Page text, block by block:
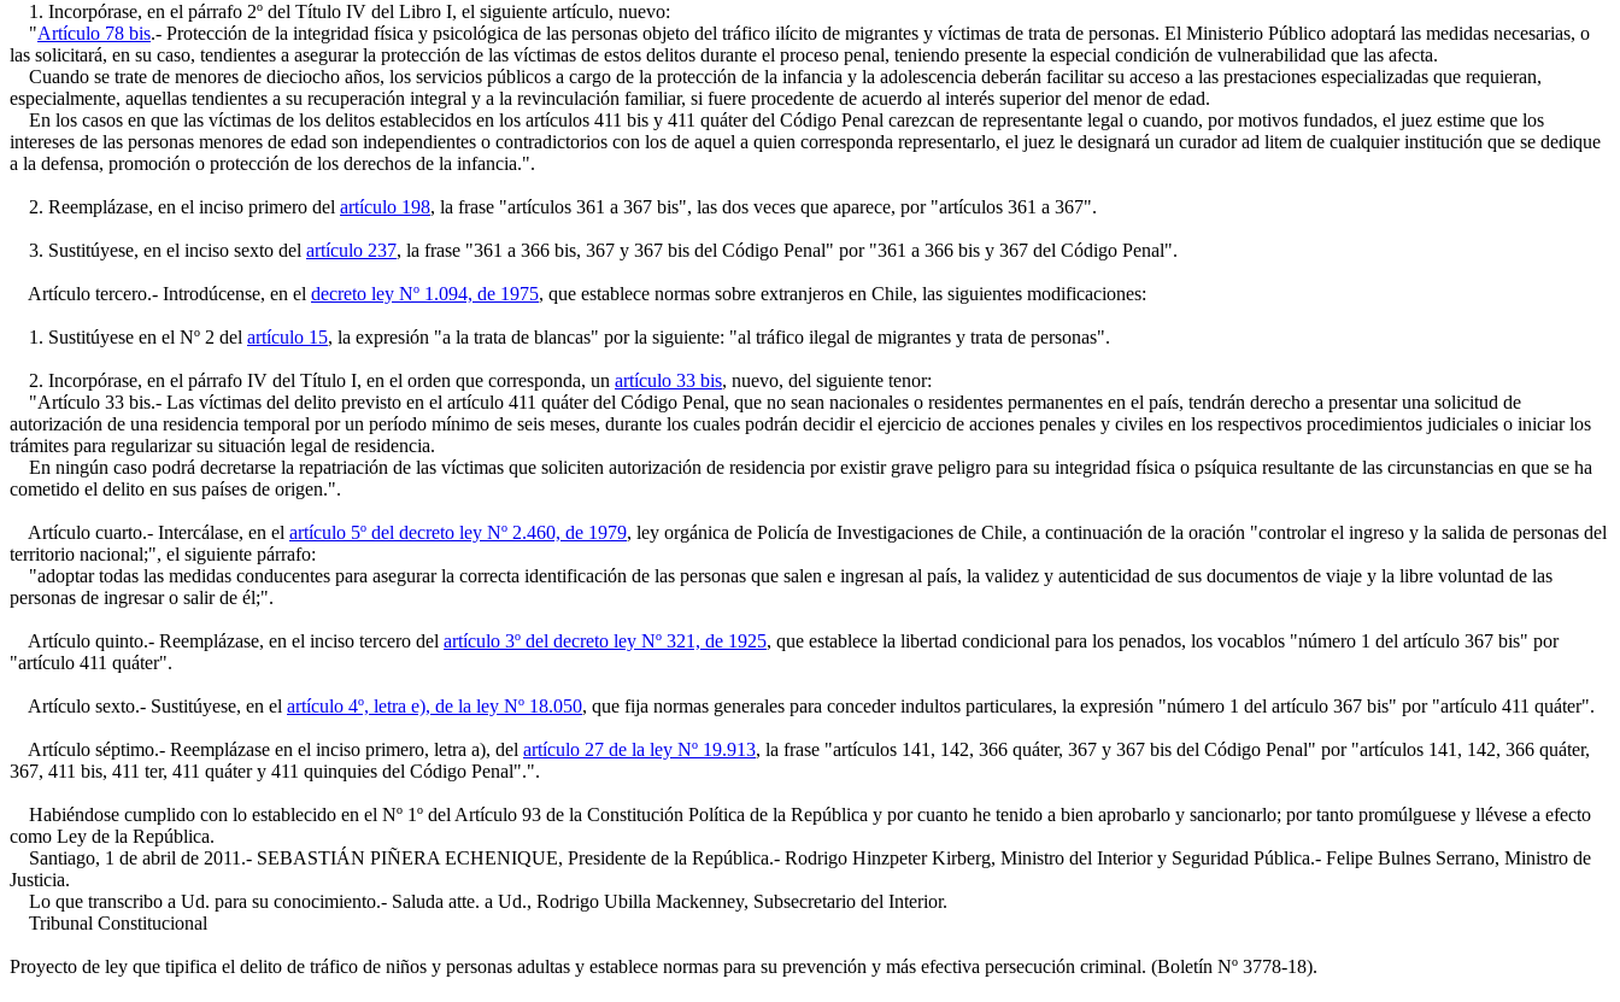
1. Incorpórase, en el párrafo 2º del Título IV del Libro I, el siguiente artículo, nuevo:
"Artículo 78 bis.- Protección de la integridad física y psicológica de las personas objeto del tráfico ilícito de migrantes y víctimas de trata de personas. El Ministerio Público adoptará las medidas necesarias, o
las solicitará, en su caso, tendientes a asegurar la protección de las víctimas de estos delitos durante el proceso penal, teniendo presente la especial condición de vulnerabilidad que las afecta.
Cuando se trate de menores de dieciocho años, los servicios públicos a cargo de la protección de la infancia y la adolescencia deberán facilitar su acceso a las prestaciones especializadas que requieran,
especialmente, aquellas tendientes a su recuperación integral y a la revinculación familiar, si fuere procedente de acuerdo al interés superior del menor de edad.
En los casos en que las víctimas de los delitos establecidos en los artículos 411 bis y 411 quáter del Código Penal carezcan de representante legal o cuando, por motivos fundados, el juez estime que los
intereses de las personas menores de edad son independientes o contradictorios con los de aquel a quien corresponda representarlo, el juez le designará un curador ad litem de cualquier institución que se dedique
a la defensa, promoción o protección de los derechos de la infancia.".
2. Reemplázase, en el inciso primero del artículo 198, la frase "artículos 361 a 367 bis", las dos veces que aparece, por "artículos 361 a 367".
3. Sustitúyese, en el inciso sexto del artículo 237, la frase "361 a 366 bis, 367 y 367 bis del Código Penal" por "361 a 366 bis y 367 del Código Penal".
Artículo tercero.- Introdúcense, en el decreto ley Nº 1.094, de 1975, que establece normas sobre extranjeros en Chile, las siguientes modificaciones:
1. Sustitúyese en el Nº 2 del artículo 15, la expresión "a la trata de blancas" por la siguiente: "al tráfico ilegal de migrantes y trata de personas".
2. Incorpórase, en el párrafo IV del Título I, en el orden que corresponda, un artículo 33 bis, nuevo, del siguiente tenor:
"Artículo 33 bis.- Las víctimas del delito previsto en el artículo 411 quáter del Código Penal, que no sean nacionales o residentes permanentes en el país, tendrán derecho a presentar una solicitud de
autorización de una residencia temporal por un período mínimo de seis meses, durante los cuales podrán decidir el ejercicio de acciones penales y civiles en los respectivos procedimientos judiciales o iniciar los
trámites para regularizar su situación legal de residencia.
En ningún caso podrá decretarse la repatriación de las víctimas que soliciten autorización de residencia por existir grave peligro para su integridad física o psíquica resultante de las circunstancias en que se ha
cometido el delito en sus países de origen.".
Artículo cuarto.- Intercálase, en el artículo 5º del decreto ley Nº 2.460, de 1979, ley orgánica de Policía de Investigaciones de Chile, a continuación de la oración "controlar el ingreso y la salida de personas del
territorio nacional;", el siguiente párrafo:
"adoptar todas las medidas conducentes para asegurar la correcta identificación de las personas que salen e ingresan al país, la validez y autenticidad de sus documentos de viaje y la libre voluntad de las
personas de ingresar o salir de él;".
Artículo quinto.- Reemplázase, en el inciso tercero del artículo 3º del decreto ley Nº 321, de 1925, que establece la libertad condicional para los penados, los vocablos "número 1 del artículo 367 bis" por
"artículo 411 quáter".
Artículo sexto.- Sustitúyese, en el artículo 4º, letra e), de la ley Nº 18.050, que fija normas generales para conceder indultos particulares, la expresión "número 1 del artículo 367 bis" por "artículo 411 quáter".
Artículo séptimo.- Reemplázase en el inciso primero, letra a), del artículo 27 de la ley Nº 19.913, la frase "artículos 141, 142, 366 quáter, 367 y 367 bis del Código Penal" por "artículos 141, 142, 366 quáter,
367, 411 bis, 411 ter, 411 quáter y 411 quinquies del Código Penal".".
Habiéndose cumplido con lo establecido en el Nº 1º del Artículo 93 de la Constitución Política de la República y por cuanto he tenido a bien aprobarlo y sancionarlo; por tanto promúlguese y llévese a efecto
como Ley de la República.
Santiago, 1 de abril de 2011.- SEBASTIÁN PIÑERA ECHENIQUE, Presidente de la República.- Rodrigo Hinzpeter Kirberg, Ministro del Interior y Seguridad Pública.- Felipe Bulnes Serrano, Ministro de
Justicia.
Lo que transcribo a Ud. para su conocimiento.- Saluda atte. a Ud., Rodrigo Ubilla Mackenney, Subsecretario del Interior.
Tribunal Constitucional
Proyecto de ley que tipifica el delito de tráfico de niños y personas adultas y establece normas para su prevención y más efectiva persecución criminal. (Boletín Nº 3778-18).